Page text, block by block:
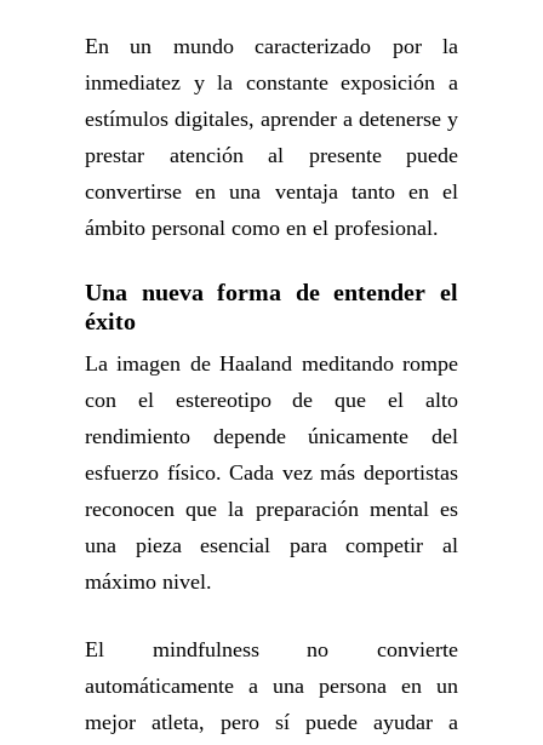
En un mundo caracterizado por la
inmediatez y la constante exposición a
estímulos digitales, aprender a detenerse y
prestar atención al presente puede
convertirse en una ventaja tanto en el
ámbito personal como en el profesional.
Una nueva forma de entender el
éxito
La imagen de Haaland meditando rompe
con el estereotipo de que el alto
rendimiento depende únicamente del
esfuerzo físico. Cada vez más deportistas
reconocen que la preparación mental es
una pieza esencial para competir al
máximo nivel.
El mindfulness no convierte
automáticamente a una persona en un
mejor atleta, pero sí puede ayudar a